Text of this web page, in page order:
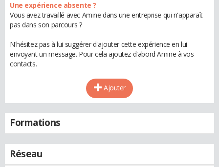
Une expérience absente ?
Vous avez travaillé avec Amine dans une entreprise qui n'apparaît
pas dans son parcours ?
N'hésitez pas à lui suggérer d'ajouter cette expérience en lui
envoyant un message. Pour cela ajoutez d'abord Amine à vos
contacts.
Ajouter
Formations
Réseau